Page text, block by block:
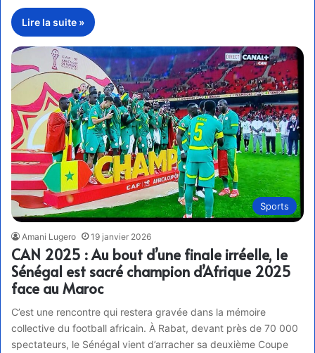
Lire la suite »
Sports
Amani Lugero 19 janvier 2026
CAN 2025 : Au bout d’une finale irréelle, le
Sénégal est sacré champion d’Afrique 2025
face au Maroc
C’est une rencontre qui restera gravée dans la mémoire
collective du football africain. À Rabat, devant près de 70 000
spectateurs, le Sénégal vient d’arracher sa deuxième Coupe